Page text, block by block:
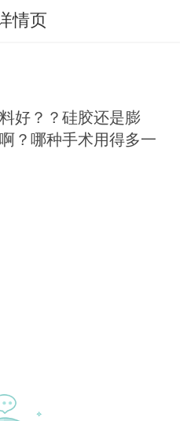
情页
好？？硅胶还是膨
？哪种手术用得多一